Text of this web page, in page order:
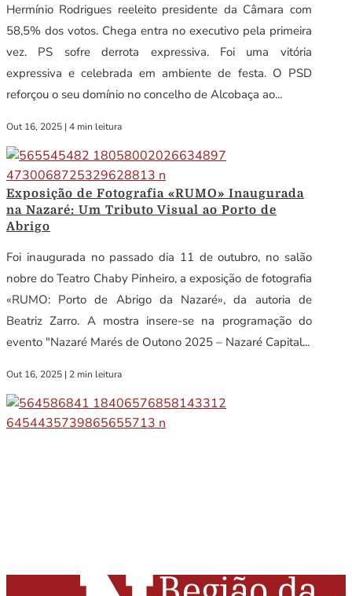
Hermínio Rodrigues reeleito presidente da Câmara com
58,5% dos votos. Chega entra no executivo pela primeira
vez. PS sofre derrota expressiva. Foi uma vitória
expressiva e celebrada em ambiente de festa. O PSD
reforçou o seu domínio no concelho de Alcobaça ao...
Out 16, 2025 | 4 min leitura
Exposição de Fotografia «RUMO» Inaugurada
na Nazaré: Um Tributo Visual ao Porto de
Abrigo
Foi inaugurada no passado dia 11 de outubro, no salão
nobre do Teatro Chaby Pinheiro, a exposição de fotografia
«RUMO: Porto de Abrigo da Nazaré», da autoria de
Beatriz Zarro. A mostra insere-se na programação do
evento "Nazaré Marés de Outono 2025 – Nazaré Capital...
Out 16, 2025 | 2 min leitura